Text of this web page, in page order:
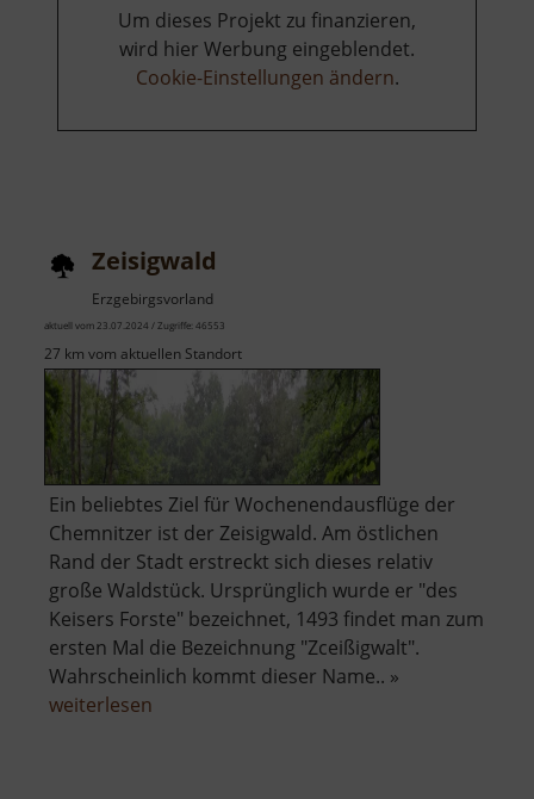
Um dieses Projekt zu finanzieren,
wird hier Werbung eingeblendet.
Cookie-Einstellungen ändern.
Zeisigwald
Erzgebirgsvorland
aktuell vom 23.07.2024 / Zugriffe: 46553
27 km vom aktuellen Standort
Ein beliebtes Ziel für Wochenendausflüge der
Chemnitzer ist der Zeisigwald. Am östlichen
Rand der Stadt erstreckt sich dieses relativ
große Waldstück. Ursprünglich wurde er "des
Keisers Forste" bezeichnet, 1493 findet man zum
ersten Mal die Bezeichnung "Zceißigwalt".
Wahrscheinlich kommt dieser Name.. »
weiterlesen